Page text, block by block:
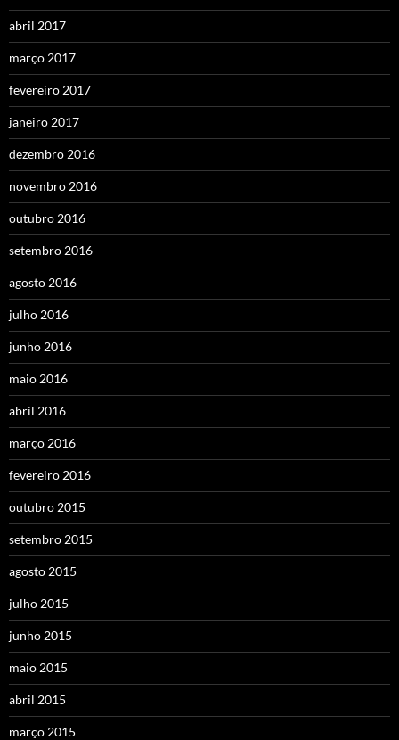
abril 2017
março 2017
fevereiro 2017
janeiro 2017
dezembro 2016
novembro 2016
outubro 2016
setembro 2016
agosto 2016
julho 2016
junho 2016
maio 2016
abril 2016
março 2016
fevereiro 2016
outubro 2015
setembro 2015
agosto 2015
julho 2015
junho 2015
maio 2015
abril 2015
março 2015